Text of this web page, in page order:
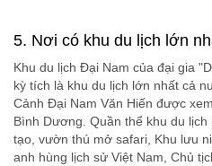
5. Nơi có khu du lịch lớn
Khu du lịch Đại Nam của đại gia
kỳ tích là khu du lịch lớn nhất cả
Cảnh Đại Nam Văn Hiến được
Bình Dương. Quần thể khu du
tạo, vườn thú mở safari, Khu lưu
anh hùng lịch sử Việt Nam, Chủ